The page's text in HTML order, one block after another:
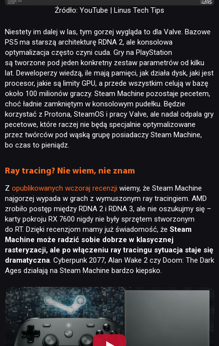
Źródło: YouTube | Linus Tech Tips
Niestety im dalej w las, tym gorzej wygląda to dla Valve. Bazowe
PS5 ma starszą architekturę RDNA 2, ale konsolowa
optymalizacja często czyni cuda. Gry na PlayStation
są tworzone pod jeden konkretny zestaw parametrów od kilku
lat. Deweloperzy wiedzą, ile mają pamięci, jak działa dysk, jaki jest
procesor, jakie są limity GPU, a przede wszystkim celują w bazę
około 100 milionów graczy. Steam Machine pozostaje pecetem,
choć ładnie zamkniętym w konsolowym pudełku. Będzie
korzystać z Protona, SteamOS i pracy Valve, ale nadal odpala gry
pecetowe, które raczej nie będą specjalnie optymalizowane
przez twórców pod wąską grupę posiadaczy Steam Machine,
bo czas to pieniądz.
Ray tracing? Nie wiem, nie znam
Z opublikowanych wczoraj recenzji wiemy, że Steam Machine
najgorzej wypada w grach z wymuszonym ray tracingiem. AMD
zrobiło postęp między RDNA 2 i RDNA 3, ale nie oszukujmy się –
karty pokroju RX 7600 nigdy nie były sprzętem stworzonym
do RT. Dzięki recenzjom mamy już świadomość, że Steam
Machine może radzić sobie dobrze w klasycznej
rasteryzacji, ale po włączeniu ray tracingu sytuacja staje się
dramatyczna. Cyberpunk 2077, Alan Wake 2 czy Doom: The Dark
Ages działają na Steam Machine bardzo kiepsko.